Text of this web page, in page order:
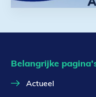
Belangrijke
Actueel